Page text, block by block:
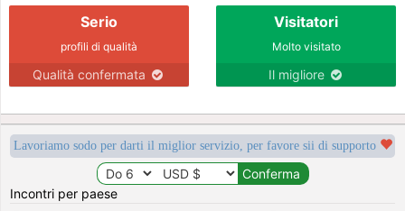
Serio
profili di qualità
Qualità confermata
Visitatori
Molto visitato
Il migliore
Lavoriamo sodo per darti il miglior servizio, per favore sii di supporto
Incontri per paese